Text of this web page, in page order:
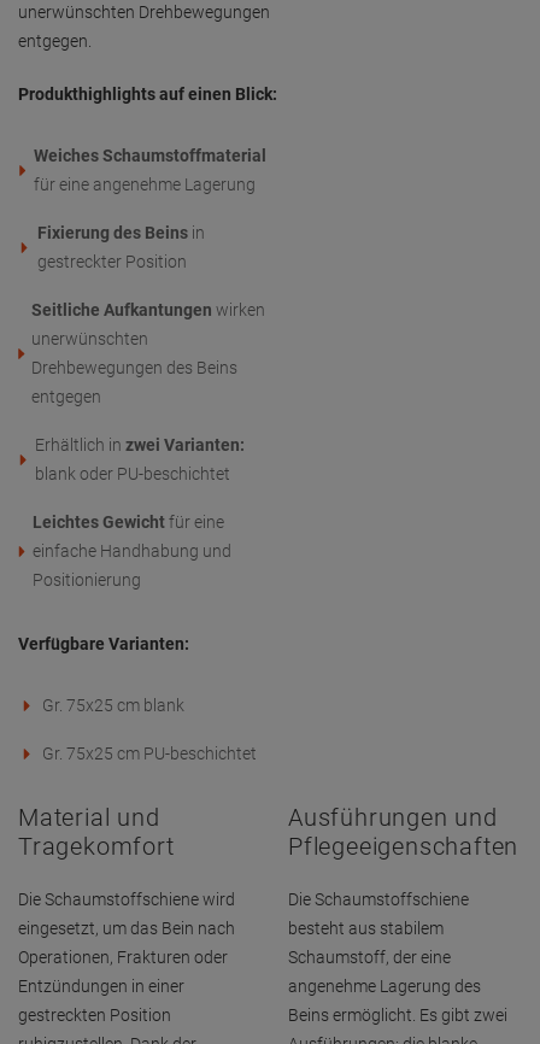
unerwünschten Drehbewegungen
entgegen.
Produkthighlights auf einen Blick:
Weiches Schaumstoffmaterial
für eine angenehme Lagerung
Fixierung des Beins in
gestreckter Position
Seitliche Aufkantungen wirken
unerwünschten
Drehbewegungen des Beins
entgegen
Erhältlich in zwei Varianten:
blank oder PU-beschichtet
Leichtes Gewichtfür eine
einfache Handhabung und
Positionierung
Verfügbare Varianten:
Gr. 75x25 cm blank
Gr. 75x25 cm PU-beschichtet
Material und
Tragekomfort
Die Schaumstoffschiene wird
eingesetzt, um das Bein nach
Operationen, Frakturen oder
Entzündungen in einer
gestreckten Position
Ausführungen und
Pflegeeigenschaften
Die Schaumstoffschiene
besteht aus stabilem
Schaumstoff, der eine
angenehme Lagerung des
Beins ermöglicht. Es gibt zwei